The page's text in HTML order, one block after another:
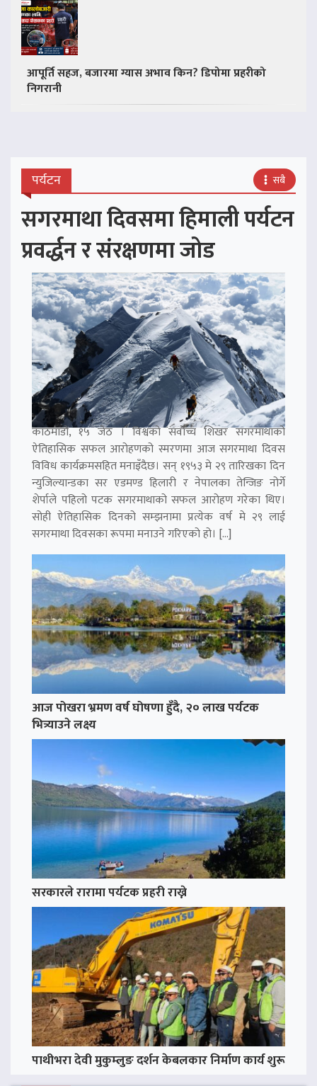
आपूर्ति सहज, बजारमा ग्यास अभाव किन? डिपोमा प्रहरीको
निगरानी
पर्यटन सबै
सगरमाथा दिवसमा हिमाली पर्यटन
प्रवर्द्धन र संरक्षणमा जोड
काठमाडौं, १५ जेठ । विश्वको सर्वोच्च शिखर सगरमाथाको
ऐतिहासिक सफल आरोहणको स्मरणमा आज सगरमाथा दिवस
विविध कार्यक्रमसहित मनाइँदैछ। सन् १९५३ मे २९ तारिखका दिन
न्युजिल्यान्डका सर एडमण्ड हिलारी र नेपालका तेन्जिङ नोर्गे
शेर्पाले पहिलो पटक सगरमाथाको सफल आरोहण गरेका थिए।
सोही ऐतिहासिक दिनको सम्झनामा प्रत्येक वर्ष मे २९ लाई
सगरमाथा दिवसका रूपमा मनाउने गरिएको हो। […]
आज पोखरा भ्रमण वर्ष घोषणा हुँदै, २० लाख पर्यटक
भित्र्याउने लक्ष्य
सरकारले रारामा पर्यटक प्रहरी राख्ने
पाथीभरा देवी मुकुम्लुङ दर्शन केबलकार निर्माण कार्य शुरू